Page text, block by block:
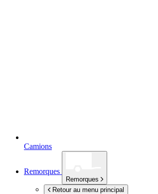
Camions
Remorques
Remorques
Retour au menu principal